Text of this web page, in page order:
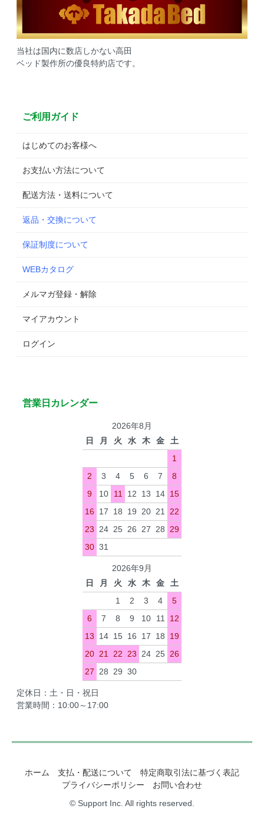
当社は国内に数店しかない高田
ベッド製作所の優良特約店です。
ご利用ガイド
はじめてのお客様へ
お支払い方法について
配送方法・送料について
返品・交換について
保証制度について
WEBカタログ
メルマガ登録・解除
マイアカウント
ログイン
営業日カレンダー
2026年8月
日
月 火 水 木 金
土
1
2
3 4 5 6 7
8
9
10 11 12 13 14 15
16 17 18 19 20 21
22
23
24 25 26 27 28
29
30 31
2026年9月
日
月 火 水 木 金
土
1
2 3 4
5
6
7 8 9 10 11
12
13
14 15 16 17 18
19
20 21 22 23 24 25 26
27
28 29 30
定休日：土・日・祝日
営業時間：10:00～17:00
ホーム 支払・配送について
特定商取引法に基づく表記
プライバシーポリシー
お問い合わせ
© Support Inc. All rights reserved.